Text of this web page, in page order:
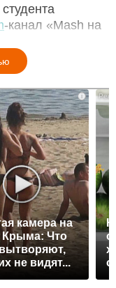
-канал «Mash на
i
камера на
Крыма: Что
не видят...